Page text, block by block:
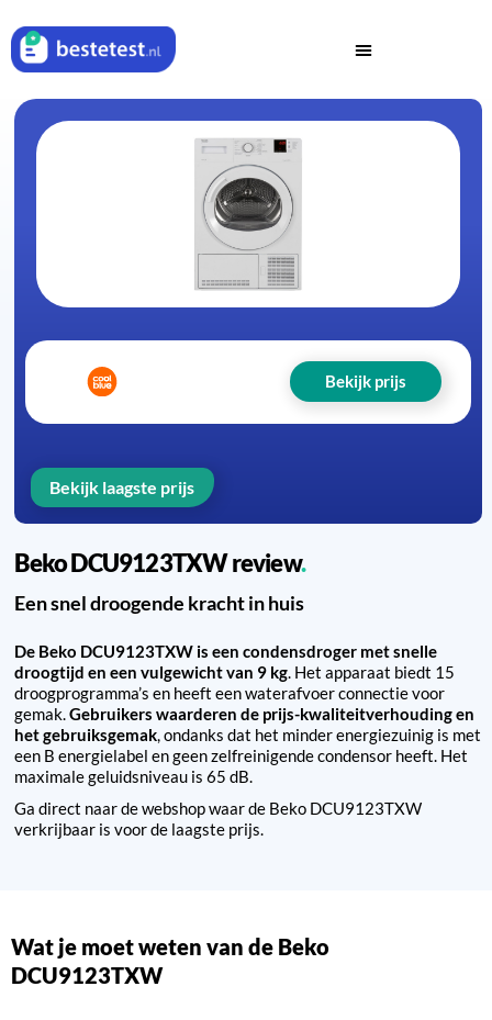
Beko DCU9123TXW review
Een snel droogende kracht in huis
De Beko DCU9123TXW is een condensdroger met snelle
droogtijd en een vulgewicht van 9 kg. Het apparaat biedt 15
droogprogramma’s en heeft een waterafvoer connectie voor
gemak.Gebruikers waarderen de prijs-kwaliteitverhouding en
het gebruiksgemak, ondanks dat het minder energiezuinig is met
een B energielabel en geen zelfreinigende condensor heeft. Het
maximale geluidsniveau is 65 dB.
Ga direct naar de webshop waar de Beko DCU9123TXW
verkrijbaar is voor de laagste prijs.
Bekijk prijs
Bekijk laagste prijs
Wat je moet weten van de Beko
DCU9123TXW